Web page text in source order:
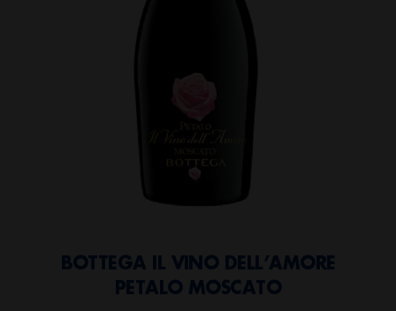
BOTTEGA IL VINO DELL’AMORE
PETALO MOSCATO